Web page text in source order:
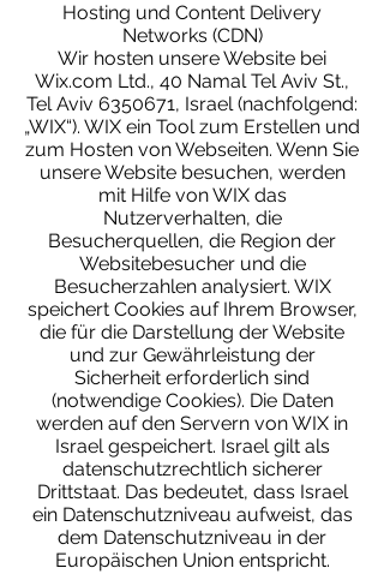
Hosting und Content Delivery
Networks (CDN)
Wir hosten unsere Website bei
Wix.com Ltd., 40 Namal Tel Aviv St.,
Tel Aviv 6350671, Israel (nachfolgend:
„WIX“). WIX ein Tool zum Erstellen und
zum Hosten von Webseiten. Wenn Sie
unsere Website besuchen, werden
mit Hilfe von WIX das
Nutzerverhalten, die
Besucherquellen, die Region der
Websitebesucher und die
Besucherzahlen analysiert. WIX
speichert Cookies auf Ihrem Browser,
die für die Darstellung der Website
und zur Gewährleistung der
Sicherheit erforderlich sind
(notwendige Cookies). Die Daten
werden auf den Servern von WIX in
Israel gespeichert. Israel gilt als
datenschutzrechtlich sicherer
Drittstaat. Das bedeutet, dass Israel
ein Datenschutzniveau aufweist, das
dem Datenschutzniveau in der
Europäischen Union entspricht.